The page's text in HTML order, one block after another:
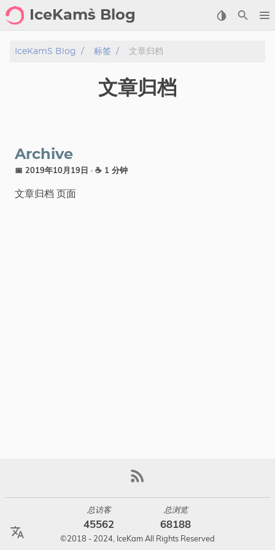
IceKam`s Blog
首页
工具
剑客导航
IceKam`s Blog 标签 文章归档
文章归档
Archive
📅 2019年10月19日 · ☕ 1 分钟
文章归档 页面
总访客
45562
总浏览
68188
©2018 - 2024, IceKam All Rights Reserved